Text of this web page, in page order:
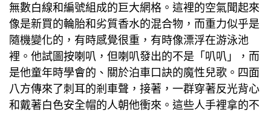
無數白線和編號組成的巨大網格。這裡的空氣聞起來
像是新買的輪胎和劣質香水的混合物，而重力似乎是
隨機變化的，有時感覺很重，有時像漂浮在游泳池
裡。他試圖按喇叭，但喇叭發出的不是「叭叭」，而
是他童年時學會的、關於泊車口訣的魔性兒歌。四面
八方傳來了刺耳的剎車聲，接著，一群穿著反光背心
和戴著白色安全帽的人朝他衝來。這些人手裡拿的不